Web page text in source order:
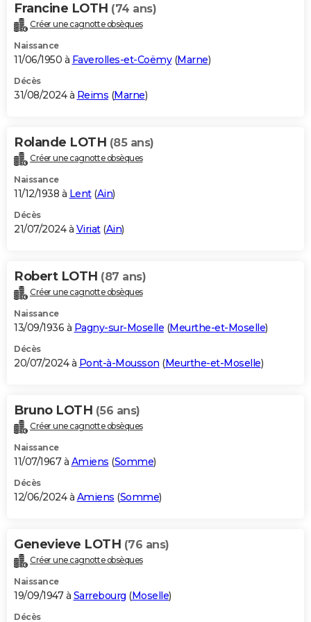
Francine LOTH (74 ans)
Créer une cagnotte obsèques
Naissance
11/06/1950 à Faverolles-et-Coëmy(Marne)
Décès
31/08/2024 à Reims (Marne)
Rolande LOTH (85 ans)
Créer une cagnotte obsèques
Naissance
11/12/1938 à Lent(Ain)
Décès
21/07/2024 à Viriat(Ain)
Robert LOTH (87 ans)
Créer une cagnotte obsèques
Naissance
13/09/1936 à Pagny-sur-Moselle (Meurthe-et-Moselle)
Décès
20/07/2024 à Pont-à-Mousson (Meurthe-et-Moselle)
Bruno LOTH (56 ans)
Créer une cagnotte obsèques
Naissance
11/07/1967 à Amiens (Somme)
Décès
12/06/2024 à Amiens (Somme)
Genevieve LOTH (76 ans)
Créer une cagnotte obsèques
Naissance
19/09/1947 à Sarrebourg (Moselle)
Décès